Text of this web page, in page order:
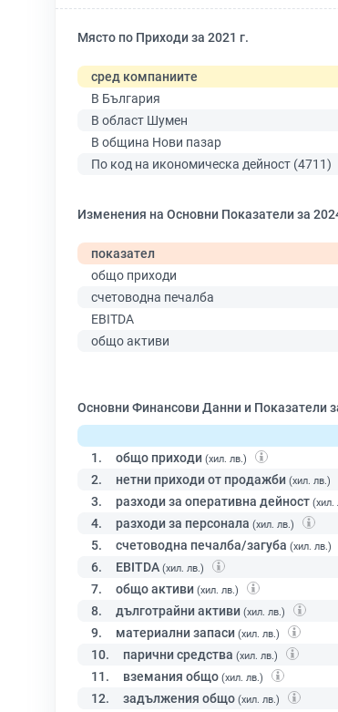
Място по Приходи за 2021 г.
сред компаниите
В България
В област Шумен
В община Нови пазар
По код на икономическа дейност (4711)
Изменения на Основни Показатели за
показател
общо приходи
счетоводна печалба
EBITDA
общо активи
Основни Финансови Данни и Показатели
1.
общо приходи (хил. лв.)
2. нетни приходи от продажби (хил. лв.)
3. разходи за оперативна дейност (хил.
4. разходи за персонала (хил. лв.)
5. счетоводна печалба/загуба (хил. лв.)
6. EBITDA (хил. лв.)
7. общо активи (хил. лв.)
8. дълготрайни активи (хил. лв.)
9. материални запаси (хил. лв.)
10. парични средства (хил. лв.)
11. вземания общо (хил. лв.)
12. задължения общо (хил. лв.)